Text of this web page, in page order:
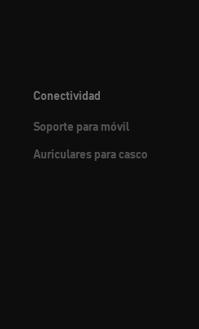
Conectividad
Soporte para móvil
Auriculares para casco